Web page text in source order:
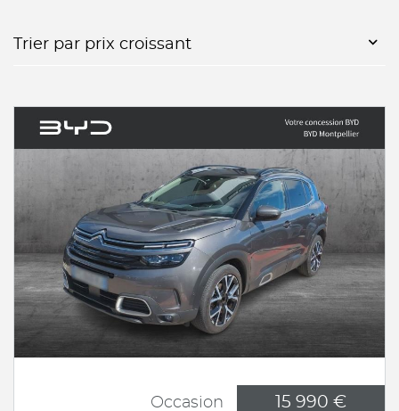
Trier par prix croissant
Occasion 15 990 €